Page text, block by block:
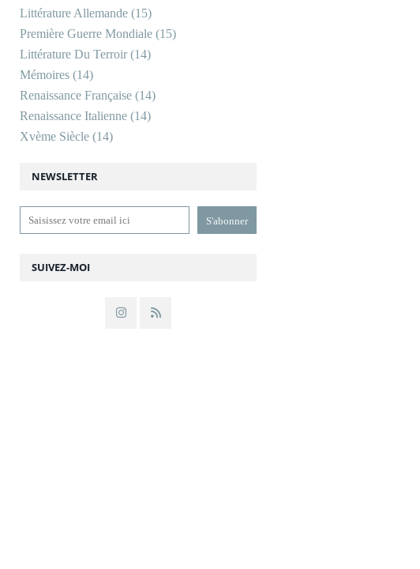
NEWSLETTER
SUIVEZ-MOI
Littérature Allemande (15)
Première Guerre Mondiale (15)
Littérature Du Terroir(14)
Mémoires (14)
Renaissance Française (14)
Renaissance Italienne (14)
Xvème Siècle (14)